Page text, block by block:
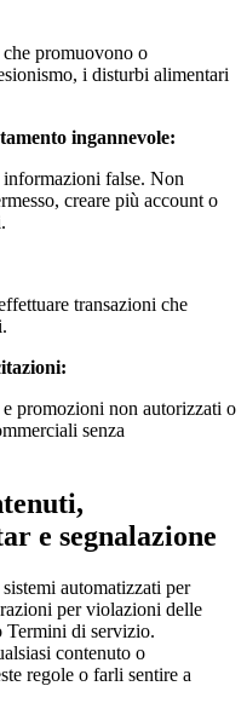
promuovono o
i disturbi alimentari
ingannevole:
false. Non
creare più account o
transazioni che
promozioni non autorizzati o
senza
e segnalazione
automatizzati per
per violazioni delle
Termini di servizio.
contenuto o
regole o farli sentire a